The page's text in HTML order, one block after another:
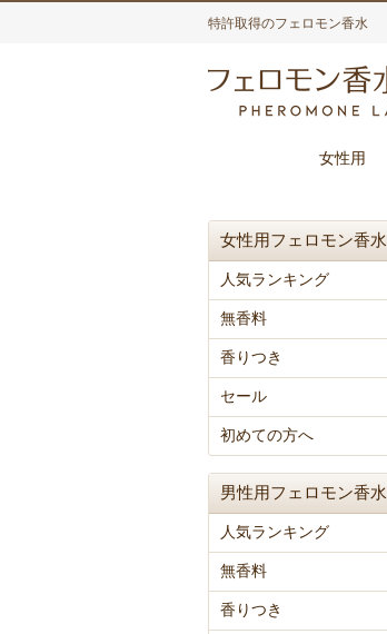
特許取得のフェロモン香水
女性用
女性用フェロモン香水
人気ランキング
無香料
香りつき
セール
初めての方へ
男性用フェロモン香水
人気ランキング
無香料
香りつき